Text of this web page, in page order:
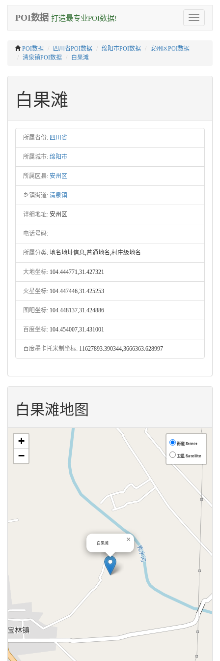
Toggle
navigation
POI数据 打造最专业POI数据!
POI数据 四川省POI数据 绵阳市POI数据
安州区POI数据
清泉镇POI数据
白果滩
白果滩
所属省份: 四川省
所属城市: 绵阳市
所属区县: 安州区
乡镇街道: 清泉镇
详细地址: 安州区
电话号码:
所属分类: 地名地址信息;普通地名;村庄级地名
大地坐标: 104.444771,31.427321
火星坐标: 104.447446,31.425253
图吧坐标: 104.448137,31.424886
百度坐标: 104.454007,31.431001
百度墨卡托米制坐标: 11627893.390344,3666363.628997
白果滩地图
白果滩 ×
+
−
街道 Street
卫星 Satellite